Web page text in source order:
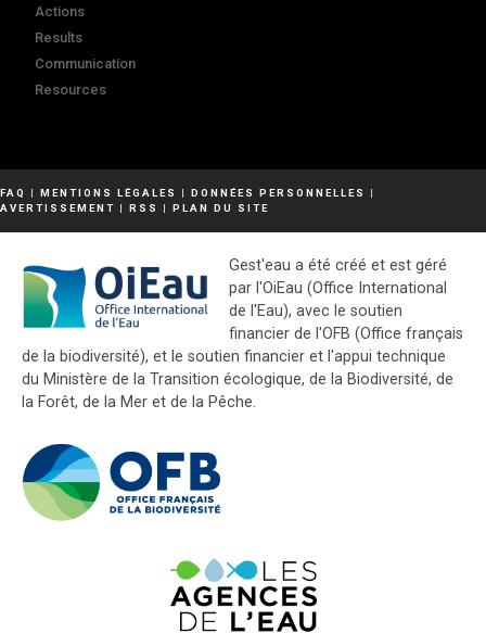
Actions
Results
Communication
Resources
FAQ | MENTIONS LÉGALES | DONNÉES PERSONNELLES
|
AVERTISSEMENT | RSS | PLAN DU SITE
Gest'eau a été créé et est géré
par l'OiEau (Office International
de l'Eau), avec le soutien
financier de l'OFB (Office français
de la biodiversité), et le soutien financier et l'appui technique
du Ministère de la Transition écologique, de la Biodiversité, de
la Forêt, de la Mer et de la Pêche.